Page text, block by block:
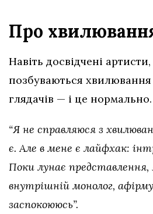
Про
Навіть досвідчені
позбуваються
глядачів — і це нормально.
“Я не справляюся з
є. Але в мене є лайфхак:
Поки лунає представлення,
внутрішній монолог,
заспокоююсь”.